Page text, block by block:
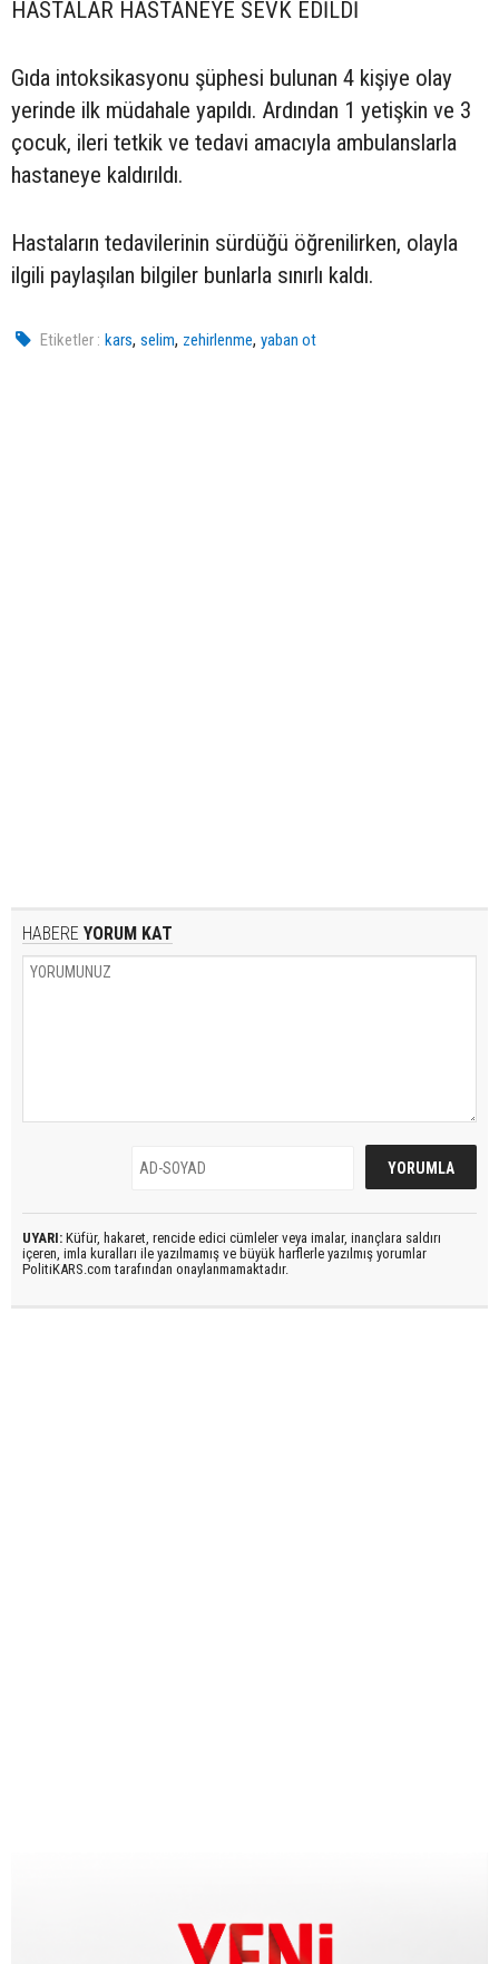
HASTALAR HASTANEYE SEVK EDİLDİ
Gıda intoksikasyonu şüphesi bulunan 4 kişiye olay
yerinde ilk müdahale yapıldı. Ardından 1 yetişkin ve 3
çocuk, ileri tetkik ve tedavi amacıyla ambulanslarla
hastaneye kaldırıldı.
Hastaların tedavilerinin sürdüğü öğrenilirken, olayla
ilgili paylaşılan bilgiler bunlarla sınırlı kaldı.
Etiketler : kars,selim, zehirlenme,yaban ot
HABERE YORUM KAT
UYARI: Küfür, hakaret, rencide edici cümleler veya imalar, inançlara saldırı
içeren, imla kuralları ile yazılmamış ve büyük harflerle yazılmış yorumlar
PolitiKARS.com tarafından onaylanmamaktadır.